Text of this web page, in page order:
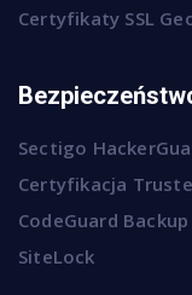
Certyfikaty SSL
Sectigo
Certyfikacja
CodeGuard Backup
SiteLock